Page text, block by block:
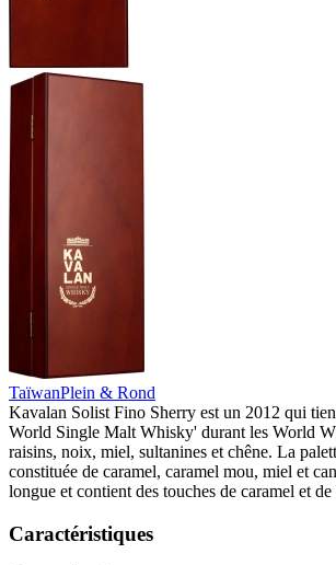
TaïwanPlein & Rond
Kavalan Solist Fino Sherry est un 2012 qui
World Single Malt Whisky' durant les World
raisins, noix, miel, sultanines et chêne. La
constituée de caramel, caramel mou, miel et
longue et contient des touches de caramel et de
Caractéristiques